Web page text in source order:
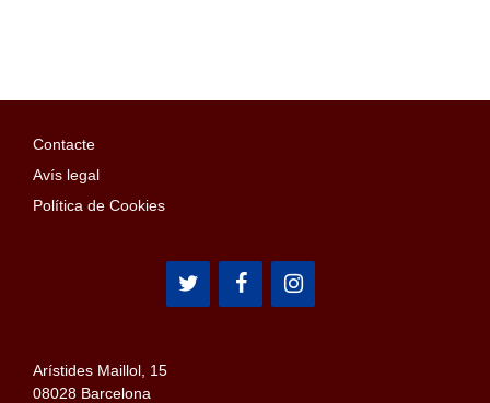
Contacte
Avís legal
Política de Cookies
Arístides Maillol, 15
08028 Barcelona